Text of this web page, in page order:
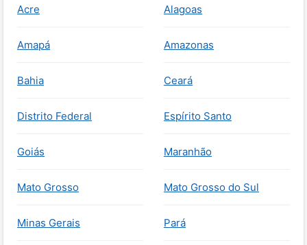
Acre Alagoas
Amapá Amazonas
Bahia Ceará
Distrito Federal Espírito Santo
Goiás Maranhão
Mato Grosso Mato Grosso do Sul
Minas Gerais Pará